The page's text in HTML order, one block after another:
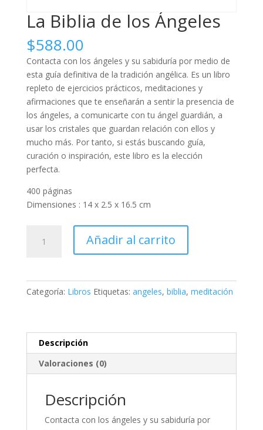
La Biblia de los Ángeles
$588.00
Contacta con los ángeles y su sabiduría por medio de
esta guía definitiva de la tradición angélica. Es un libro
repleto de ejercicios prácticos, meditaciones y
afirmaciones que te enseñarán a sentir la presencia de
los ángeles, a comunicarte con tu ángel guardián, a
usar los cristales que guardan relación con ellos y
mucho más. Por tanto, si estás buscando guía,
curación o inspiración, este libro es la elección
perfecta.
400 páginas
Dimensiones : 14 x 2.5 x 16.5 cm
Biblia
cantidad
Añadir al carrito
Categoría: Libros Etiquetas: angeles, biblia, meditación
Descripción
Valoraciones (0)
Descripción
Contacta con los ángeles y su sabiduría por